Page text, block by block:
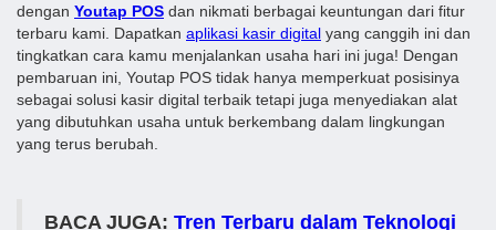
dengan Youtap POS dan nikmati berbagai keuntungan dari fitur
terbaru kami. Dapatkan aplikasi kasir digital yang canggih ini dan
tingkatkan cara kamu menjalankan usaha hari ini juga! Dengan
pembaruan ini, Youtap POS tidak hanya memperkuat posisinya
sebagai solusi kasir digital terbaik tetapi juga menyediakan alat
yang dibutuhkan usaha untuk berkembang dalam lingkungan
yang terus berubah.
BACA JUGA: Tren Terbaru dalam Teknologi